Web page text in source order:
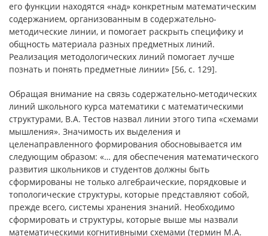
его функции находятся «над» конкретным математическим
содержанием, организованным в содержательно-
методические линии, и помогает раскрыть специфику и
общность материала разных предметных линий.
Реализация методологических линий помогает лучше
познать и понять предметные линии» [56, с. 129].
Обращая внимание на связь содержательно-методических
линий школьного курса математики с математическими
структурами, В.А. Тестов назвал линии этого типа «схемами
мышления». Значимость их выделения и
целенаправленного формирования обосновывается им
следующим образом: «… для обеспечения математического
развития школьников и студентов должны быть
сформированы не только алгебраические, порядковые и
топологические структуры, которые представляют собой,
прежде всего, системы хранения знаний. Необходимо
сформировать и структуры, которые выше мы назвали
математическими когнитивными схемами (термин М.А.